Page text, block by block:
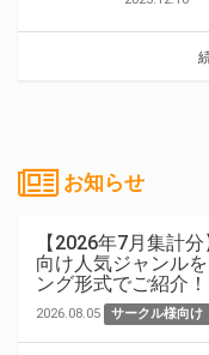
お知らせ
【2026年7月集計
向け人気ジャンル
ング形式でご紹介！
2026.08.05 サークル様向け